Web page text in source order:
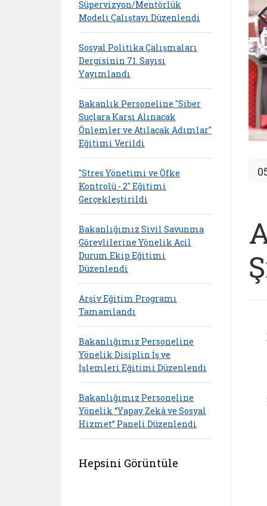
Süpervizyon/Mentörlük
Modeli Çalıştayı Düzenlendi
Sosyal Politika Çalışmaları
Dergisinin 71. Sayısı
Yayımlandı
Bakanlık Personeline "Siber
Suçlara Karşı Alınacak
Önlemler ve Atılacak Adımlar"
Eğitimi Verildi
"Stres Yönetimi ve Öfke
Kontrolü - 2" Eğitimi
Gerçekleştirildi
Bakanlığımız Sivil Savunma
Görevlilerine Yönelik Acil
Durum Ekip Eğitimi
Düzenlendi
Arşiv Eğitim Programı
Tamamlandı
Bakanlığımız Personeline
Yönelik Disiplin İş ve
İşlemleri Eğitimi Düzenlendi
Bakanlığımız Personeline
Yönelik “Yapay Zekâ ve Sosyal
Hizmet” Paneli Düzenlendi
Hepsini Görüntüle